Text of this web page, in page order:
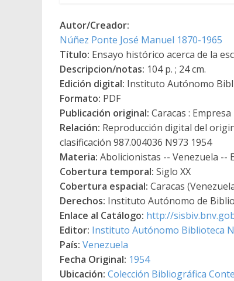
Autor/Creador:
Núñez Ponte José Manuel 1870-1965
Título: Ensayo histórico acerca de la
Descripcion/notas: 104 p. ; 24 cm.
Edición digital: Instituto Autónomo
Formato: PDF
Publicación original: Caracas : Empresa
Relación: Reproducción digital del
clasificación 987.004036 N973 1954
Materia: Abolicionistas -- Venezuela --
Cobertura temporal: Siglo XX
Cobertura espacial: Caracas
Derechos: Instituto Autónomo de
Enlace al Catálogo: http://
Editor: Instituto Autónomo Biblioteca
País: Venezuela
Fecha Original: 1954
Ubicación: Colección Bibliográfica